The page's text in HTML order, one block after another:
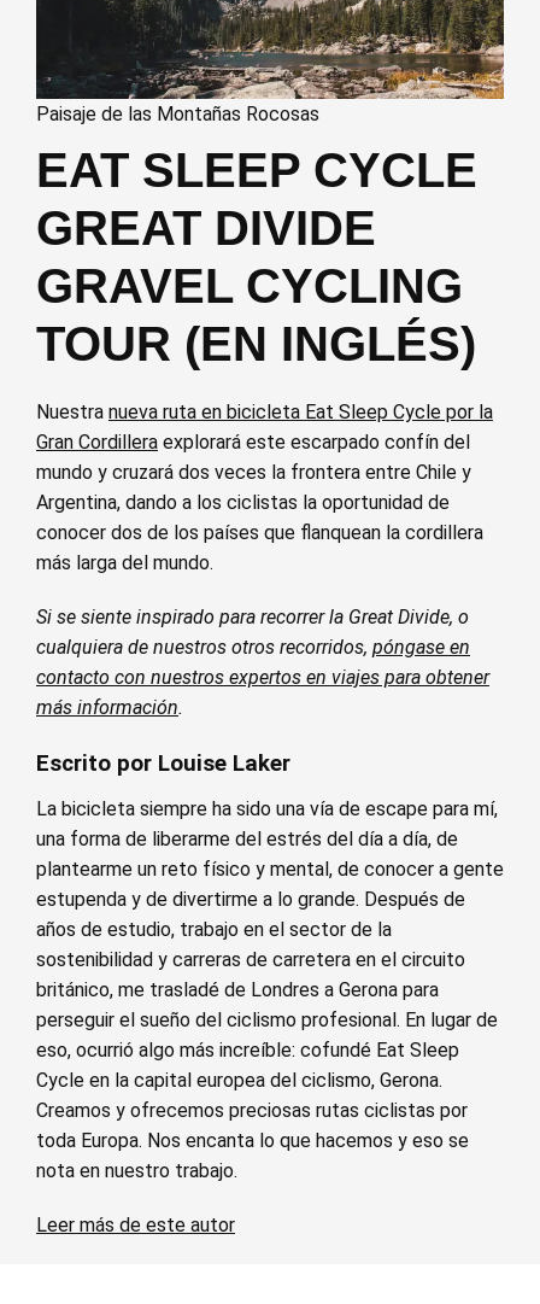
Paisaje de las Montañas Rocosas
EAT SLEEP CYCLE
GREAT DIVIDE
GRAVEL CYCLING
TOUR (EN INGLÉS)
Nuestra nueva ruta en bicicleta Eat Sleep Cycle por la
Gran Cordillera explorará este escarpado confín del
mundo y cruzará dos veces la frontera entre Chile y
Argentina, dando a los ciclistas la oportunidad de
conocer dos de los países que flanquean la cordillera
más larga del mundo.
Si se siente inspirado para recorrer la Great Divide, o
cualquiera de nuestros otros recorridos, póngase en
contacto con nuestros expertos en viajes para obtener
más información.
Escrito por Louise Laker
La bicicleta siempre ha sido una vía de escape para mí,
una forma de liberarme del estrés del día a día, de
plantearme un reto físico y mental, de conocer a gente
estupenda y de divertirme a lo grande. Después de
años de estudio, trabajo en el sector de la
sostenibilidad y carreras de carretera en el circuito
británico, me trasladé de Londres a Gerona para
perseguir el sueño del ciclismo profesional. En lugar de
eso, ocurrió algo más increíble: cofundé Eat Sleep
Cycle en la capital europea del ciclismo, Gerona.
Creamos y ofrecemos preciosas rutas ciclistas por
toda Europa. Nos encanta lo que hacemos y eso se
nota en nuestro trabajo.
Leer más de este autor